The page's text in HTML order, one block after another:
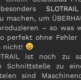
SLOTRAIL
machen, um
– so was
perfekt ohne Fehler
nicht!
ist noch zu
Schnittstelle zu
sind